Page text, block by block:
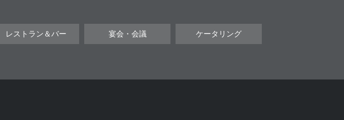
レストラン＆バー 宴会・会議 ケータリング